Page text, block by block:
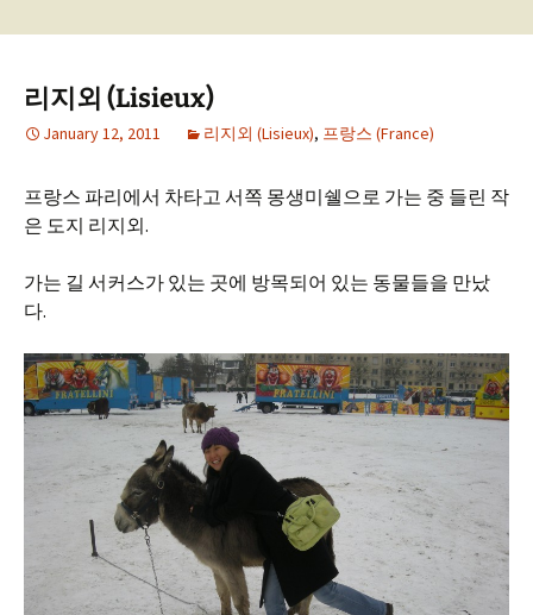
리지외 (Lisieux)
January 12, 2011 리지외 (Lisieux), 프랑스 (France)
프랑스 파리에서 차타고 서쪽 몽생미쉘으로 가는 중 들린 작
은 도지 리지외.
가는 길 서커스가 있는 곳에 방목되어 있는 동물들을 만났
다.